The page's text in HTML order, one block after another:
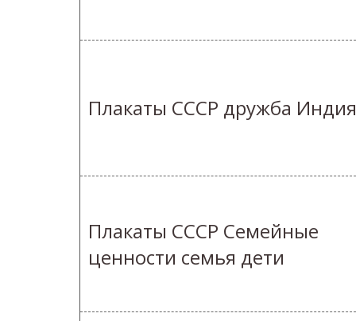
Плакаты СССР дружба Индия
Плакаты СССР Семейные
ценности семья дети